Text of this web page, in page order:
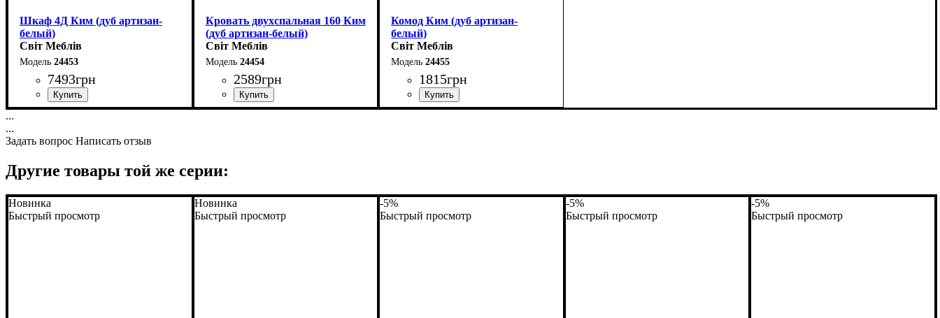
Шкаф 4Д Ким (дуб артизан-
белый)
Світ Меблів
24453
7493грн
Высота: 199 см
Кровать двухспальная 160 Ким
(дуб артизан-белый)
Світ Меблів
24454
2589грн
Комод Ким (дуб артизан-
белый)
Світ Меблів
24455
1815грн
...
...
Задать вопрос Написать отзыв
Другие товары той же серии:
Новинка
Быстрый просмотр
Новинка
Быстрый просмотр
-5%
Быстрый просмотр
-5%
Быстрый просмотр
-5%
Быстрый просмотр